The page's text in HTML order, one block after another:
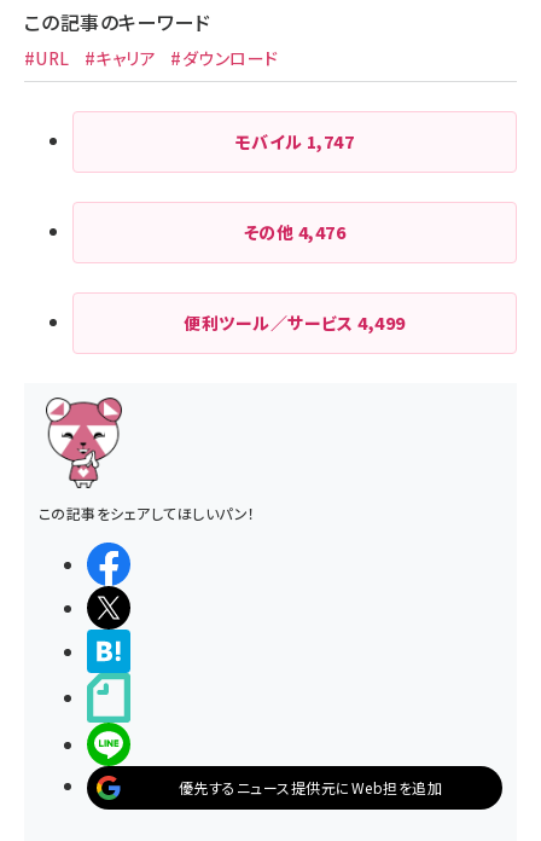
この記事のキーワード
#URL #キャリア #ダウンロード
モバイル 1,747
その他 4,476
便利ツール／サービス4,499
この記事をシェアしてほしいパン！
優先するニュース提供元にWeb担を追加